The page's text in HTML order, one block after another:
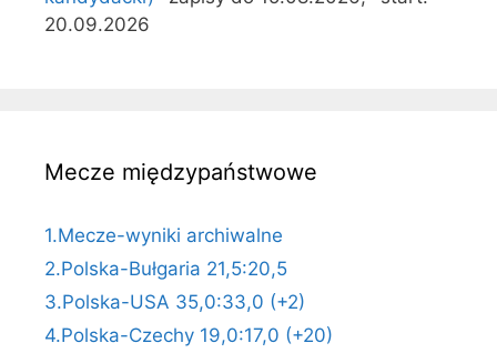
20.09.2026
Mecze międzypaństwowe
1.Mecze-wyniki archiwalne
2.Polska-Bułgaria 21,5:20,5
3.Polska-USA 35,0:33,0 (+2)
4.Polska-Czechy 19,0:17,0 (+20)